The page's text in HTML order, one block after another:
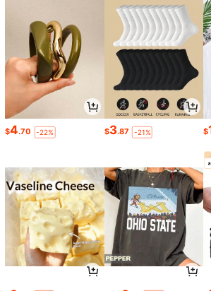
$4.70 -22% $3.87 -21% $